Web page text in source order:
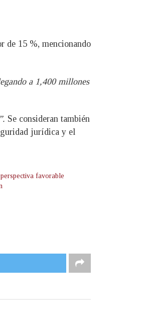
de 15 %, mencionando
a 1,400 millones
Se consideran también
jurídica y el
favorable